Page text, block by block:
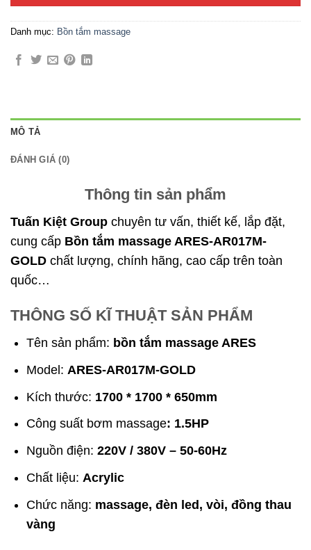
Danh mục: Bồn tắm massage
MÔ TẢ
ĐÁNH GIÁ (0)
Thông tin sản phẩm
Tuấn Kiệt Group chuyên tư vấn, thiết kế, lắp đặt,
cung cấp Bồn tắm massage ARES-AR017M-
GOLD chất lượng, chính hãng, cao cấp trên toàn
quốc…
THÔNG SỐ KĨ THUẬT SẢN PHẨM
Tên sản phẩm: bồn tắm massage ARES
Model: ARES-AR017M-GOLD
Kích thước: 1700 * 1700 * 650mm
Công suất bơm massage: 1.5HP
Nguồn điện:220V / 380V – 50-60Hz
Chất liệu:Acrylic
Chức năng: massage, đèn led, vòi, đồng thau
vàng